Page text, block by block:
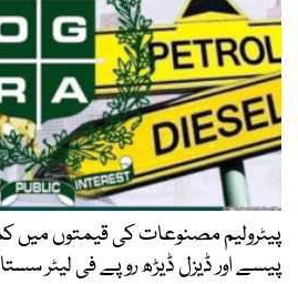
پیسے اور ڈیزل ڈیڑھ روپے فی لیٹر سستا